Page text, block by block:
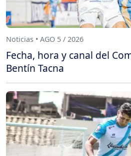
Noticias • AGO 5 / 2026
Fecha, hora y canal del
Bentín Tacna